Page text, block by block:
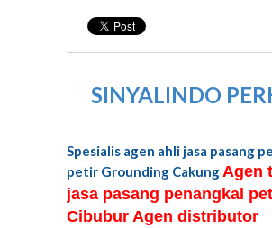
SINYALINDO
Spesialis agen ahli jasa pasang
petir Grounding CakungAgen
jasa pasang penangkal
Cibubur Agen distributor